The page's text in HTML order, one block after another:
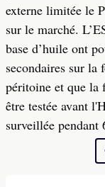
externe limitée le
sur le marché.
base d’huile ont
secondaires sur
péritoine et que la
être testée avant
surveillée pendant